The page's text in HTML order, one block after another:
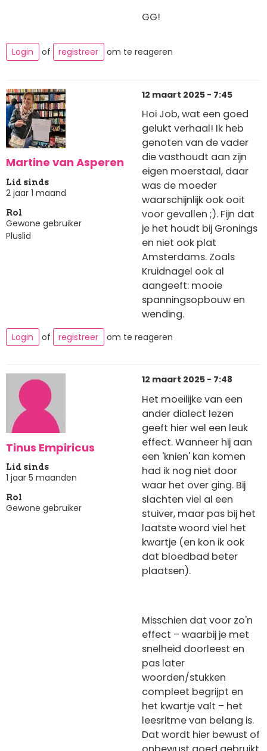
GG!
Login of registreer om te reageren
Martine van Asperen
Lid sinds
2 jaar 1 maand
Rol
Gewone gebruiker
Pluslid
12 maart 2025 - 7:45
Hoi Job, wat een goed
gelukt verhaal! Ik heb
genoten van de vader
die vasthoudt aan zijn
eigen moerstaal, daar
was de moeder
waarschijnlijk ook ooit
voor gevallen ;). Fijn dat
je het houdt bij Gronings
en niet ook plat
Amsterdams. Zoals
Kruidnagel ook al
aangeeft: mooie
spanningsopbouw en
wending.
Login of registreer om te reageren
Tinus Empiricus
Lid sinds
1 jaar 5 maanden
Rol
Gewone gebruiker
12 maart 2025 - 7:48
Het moeilijke van een
ander dialect lezen
geeft hier wel een leuk
effect. Wanneer hij aan
een 'knien' kan komen
had ik nog niet door
waar het over ging. Bij
slachten viel al een
stuiver, maar pas bij het
laatste woord viel het
kwartje (en kon ik ook
dat bloedbad beter
plaatsen).
Misschien dat voor zo'n
effect – waarbij je met
snelheid doorleest en
pas later
woorden/stukken
compleet begrijpt en
het kwartje valt – het
leesritme van belang is.
Dat wordt hier bewust of